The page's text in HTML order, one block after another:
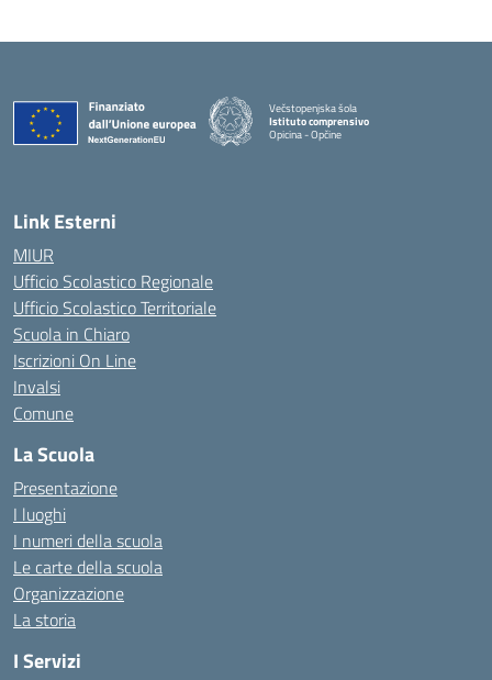
Večstopenjska šola
Istituto comprensivo
Opicina - Opčine
Link Esterni
MIUR
Ufficio Scolastico Regionale
Ufficio Scolastico Territoriale
Scuola in Chiaro
Iscrizioni On Line
Invalsi
Comune
La Scuola
Presentazione
I luoghi
I numeri della scuola
Le carte della scuola
Organizzazione
La storia
I Servizi